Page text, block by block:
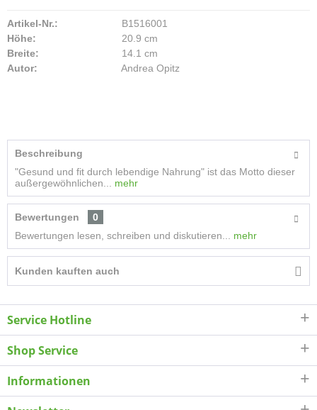
Artikel-Nr.:
B1516001
Höhe:
20.9 cm
Breite:
14.1 cm
Autor:
Andrea Opitz
Beschreibung
"Gesund und fit durch lebendige Nahrung" ist das Motto dieser
außergewöhnlichen...
mehr
Bewertungen
0
Bewertungen lesen, schreiben und diskutieren...
mehr
Kunden kauften auch
Service Hotline
Shop Service
Informationen